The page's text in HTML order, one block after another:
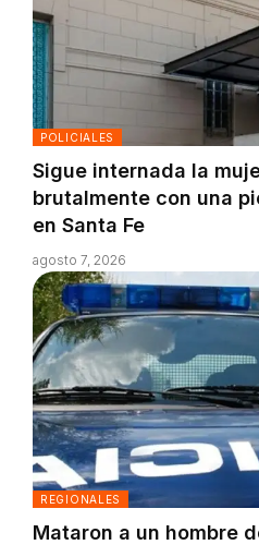
POLICIALES
Sigue internada la
brutalmente con una
en Santa Fe
agosto 7, 2026
REGIONALES
Mataron a un hombre